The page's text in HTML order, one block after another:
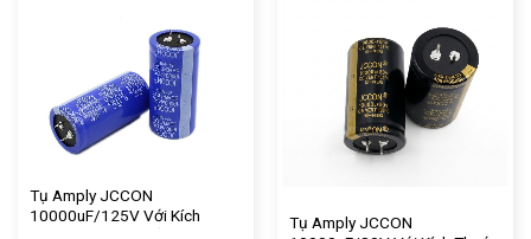
Tụ Amply JCCON
10000uF/125V Với Kích
Tụ Amply JCCON